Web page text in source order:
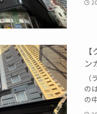
ン
の
の